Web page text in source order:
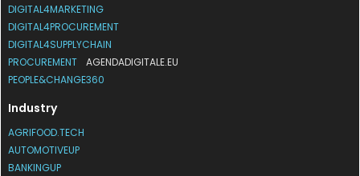
DIGITAL4MARKETING
DIGITAL4PROCUREMENT
DIGITAL4SUPPLYCHAIN
PROCUREMENT
AGENDADIGITALE.EU
PEOPLE&CHANGE360
Industry
AGRIFOOD.TECH
AUTOMOTIVEUP
BANKINGUP